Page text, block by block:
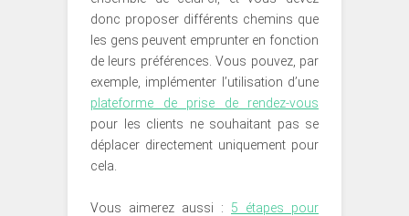
donc proposer différents chemins que
les gens peuvent emprunter en fonction
de leurs préférences. Vous pouvez, par
exemple, implémenter l’utilisation d’une
plateforme de prise de rendez-vous
pour les clients ne souhaitant pas se
déplacer directement uniquement pour
cela.
Vous aimerez aussi : 5 étapes pour